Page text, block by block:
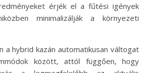
érjék el a fűtési igények
minimalizálják a környezeti
a hybrid kazán automatikusan váltogat
között, attól függően, hogy